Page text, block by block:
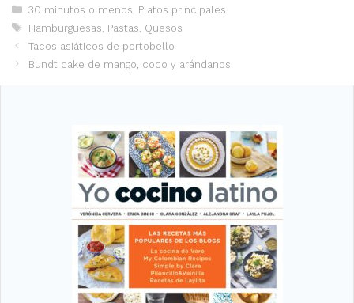
Categorías
30 minutos o menos Platos principales
Etiquetas
Hamburguesas Pastas Quesos
Tacos asiáticos de portobello
Bundt cake de mango, coco y arándanos